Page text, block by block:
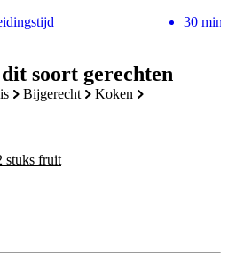
soort gerechten
bijgerecht koken
stuks fruit
30 min